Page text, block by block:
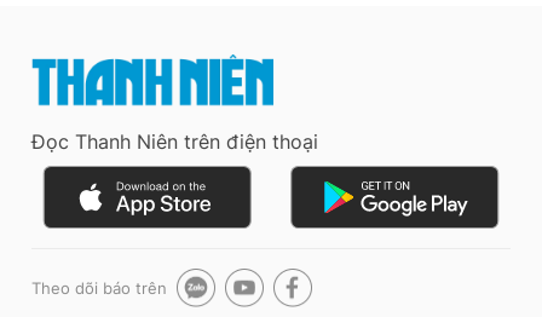
Đọc Thanh Niên trên điện thoại
Theo dõi báo trên